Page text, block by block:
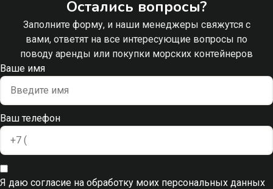
Остались вопросы?
Заполните форму, и наши менеджеры свяжутся с
вами, ответят на все интересующие вопросы по
поводу аренды или покупки морских контейнеров
Ваше имя
Ваш телефон
Я даю согласие на обработку моих персональных данных